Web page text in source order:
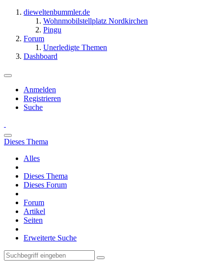
dieweltenbummler.de
Wohnmobilstellplatz Nordkirchen
Pingu
Forum
Unerledigte Themen
Dashboard
Anmelden
Registrieren
Suche
Dieses Thema
Alles
Dieses Thema
Dieses Forum
Forum
Artikel
Seiten
Erweiterte Suche